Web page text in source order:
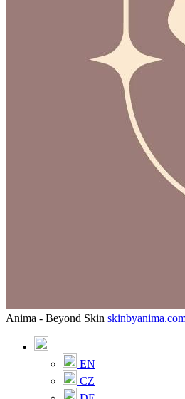
Anima - Beyond Skin
EN
CZ